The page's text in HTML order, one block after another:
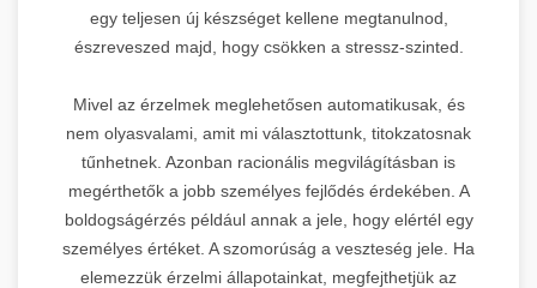
egy teljesen új készséget kellene megtanulnod,
észreveszed majd, hogy csökken a stressz-szinted.
Mivel az érzelmek meglehetősen automatikusak, és
nem olyasvalami, amit mi választottunk, titokzatosnak
tűnhetnek. Azonban racionális megvilágításban is
megérthetők a jobb személyes fejlődés érdekében. A
boldogságérzés például annak a jele, hogy elértél egy
személyes értéket. A szomorúság a veszteség jele. Ha
elemezzük érzelmi állapotainkat, megfejthetjük az